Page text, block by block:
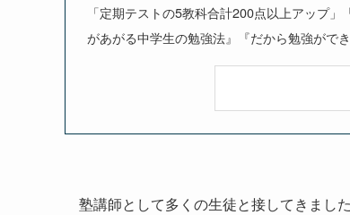
「定期テストの5教科合計200点以上アップ
があがる中学生の勉強法』『だから勉強がで
塾講師として多くの生徒と接してきました